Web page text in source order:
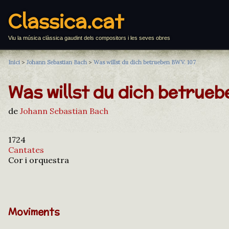
Classica.cat
Viu la música clàssica gaudint dels compositors i les seves obres
Inici > Johann Sebastian Bach > Was willst du dich betrueben BWV. 107
Was willst du dich
de Johann Sebastian Bach
1724
Cantates
Cor i orquestra
Moviments